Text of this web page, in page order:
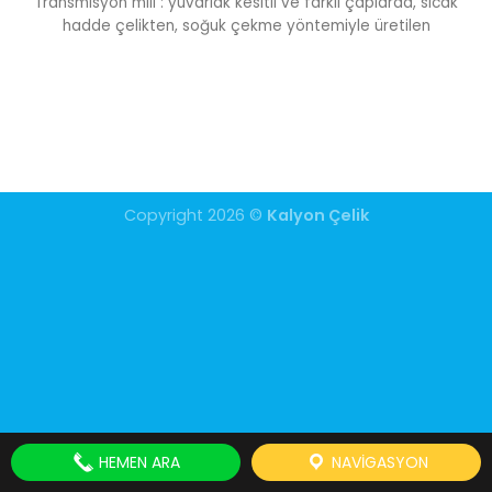
hadde çelikten, soğuk çekme yöntemiyle üretilen
Copyright 2026 © Kalyon Çelik
HEMEN ARA NAVIGASYON